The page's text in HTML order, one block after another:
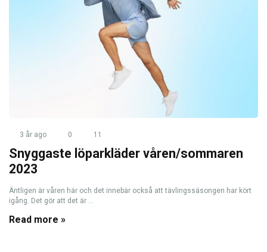
3 år ago 0 11
Snyggaste löparkläder våren/sommaren
2023
Äntligen är våren här och det innebär också att tävlingssäsongen har kört
igång. Det gör att det är ...
Read more »